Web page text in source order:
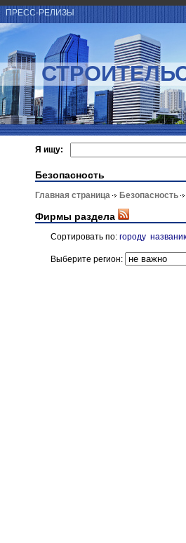
ПРЕСС-РЕЛИЗЫ
Я ищу:
Безопасность
Главная страница Безопасность
Фирмы раздела
Сортировать по: городу
Выберите регион: